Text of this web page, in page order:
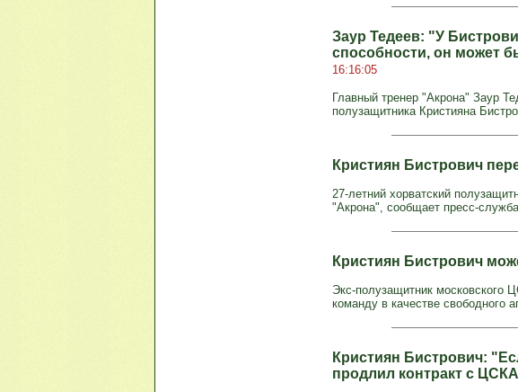
Заур Тедеев: "У
способности, он может
16:16:05
Главный тренер "Акрона" Заур
полузащитника Кристияна
Кристиян Бистрович
27-летний хорватский
"Акрона", сообщает пресс-
Кристиян Бистрович
Экс-полузащитник московского
команду в качестве свободного
Кристиян Бистрович:
продлил контракт с